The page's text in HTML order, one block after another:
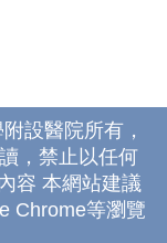
設醫院所有，
，禁止以任何
容 本網站建議
Chrome等瀏覽